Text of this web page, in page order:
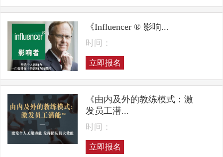
《Influencer ® 影响...
时间：
立即报名
《由内及外的教练模式：激
发员工潜...
时间：
立即报名